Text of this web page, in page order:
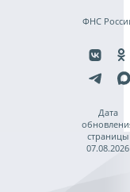
ФНС
Дата
страницы
07.08.2026